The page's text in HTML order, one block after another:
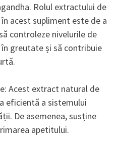
Rolul extractului de
acest supliment este de a
controleze nivelurile de
greutate și să contribuie
Acest extract natural de
eficientă a sistemului
De asemenea, susține
apetitului.